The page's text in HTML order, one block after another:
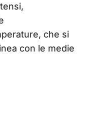
che si
con le medie